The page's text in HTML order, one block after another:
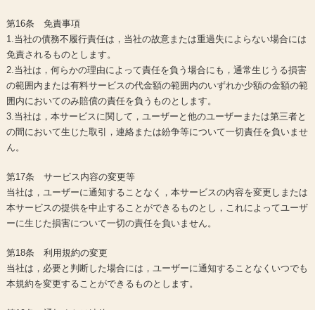
第16条 免責事項
1.当社の債務不履行責任は，当社の故意または重過失によらない場合には
免責されるものとします。
2.当社は，何らかの理由によって責任を負う場合にも，通常生じうる損害
の範囲内または有料サービスの代金額の範囲内のいずれか少額の金額の範
囲内においてのみ賠償の責任を負うものとします。
3.当社は，本サービスに関して，ユーザーと他のユーザーまたは第三者と
の間において生じた取引，連絡または紛争等について一切責任を負いませ
ん。
第17条 サービス内容の変更等
当社は，ユーザーに通知することなく，本サービスの内容を変更しまたは
本サービスの提供を中止することができるものとし，これによってユーザ
ーに生じた損害について一切の責任を負いません。
第18条 利用規約の変更
当社は，必要と判断した場合には，ユーザーに通知することなくいつでも
本規約を変更することができるものとします。